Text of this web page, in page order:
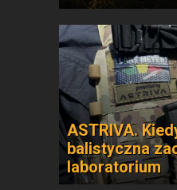
ASTRIVA.
balistyczna
laboratorium